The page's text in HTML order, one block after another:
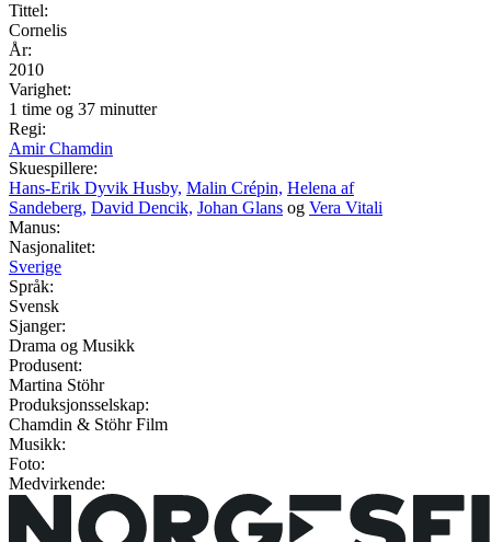
Tittel:
Cornelis
År:
2010
Varighet:
1 time og 37 minutter
Regi:
Amir Chamdin
Skuespillere:
Hans-Erik Dyvik Husby, Malin Crépin, Helena af
Sandeberg, David Dencik, Johan Glans og Vera Vitali
Manus:
Nasjonalitet:
Sverige
Språk:
Svensk
Sjanger:
Drama og Musikk
Produsent:
Martina Stöhr
Produksjonsselskap:
Chamdin & Stöhr Film
Musikk:
Foto:
Medvirkende: